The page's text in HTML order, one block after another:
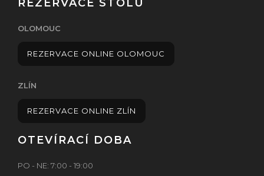
REZERVACE STOLU
OLOMOUC
REZERVACE ONLINE OLOMOUC
ZLÍN
REZERVACE ONLINE ZLÍN
OTEVÍRACÍ DOBA
PO - NE: 7:00 - 19:00